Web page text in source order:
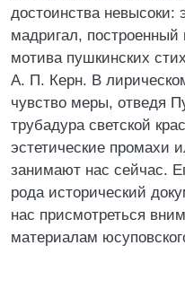
достоинства невысоки:
мадригал, построенный
мотива пушкинских
А. П. Керн. В
чувство меры, отведя
трубадура светской
эстетические промахи
занимают нас сейчас.
рода исторический
нас присмотреться
материалам